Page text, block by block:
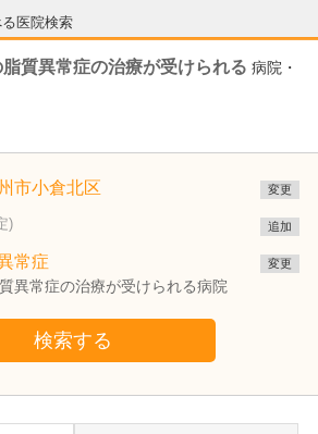
医院検索
質異常症の治療が受けられる 病院・
市小倉北区 変更
) 追加
常症
異常症の治療が受けられる病院
変更
検索する